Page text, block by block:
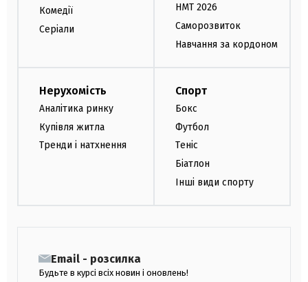
Комедії
Серіали
НМТ 2026
Саморозвиток
Навчання за кордоном
Нерухомість
Аналітика ринку
Купівля житла
Тренди і натхнення
Спорт
Бокс
Футбол
Теніс
Біатлон
Інші види спорту
Email - розсилка
Будьте в курсі всіх новин і оновлень!